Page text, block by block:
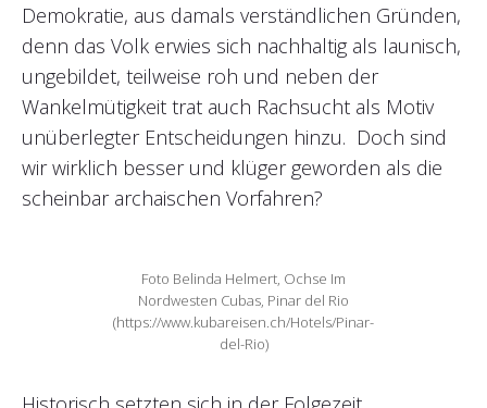
Demokratie, aus damals verständlichen Gründen,
denn das Volk erwies sich nachhaltig als launisch,
ungebildet, teilweise roh und neben der
Wankelmütigkeit trat auch Rachsucht als Motiv
unüberlegter Entscheidungen hinzu. Doch sind
wir wirklich besser und klüger geworden als die
scheinbar archaischen Vorfahren?
Foto Belinda Helmert, Ochse Im
Nordwesten Cubas, Pinar del Rio
(https://www.kubareisen.ch/Hotels/Pinar-
del-Rio)